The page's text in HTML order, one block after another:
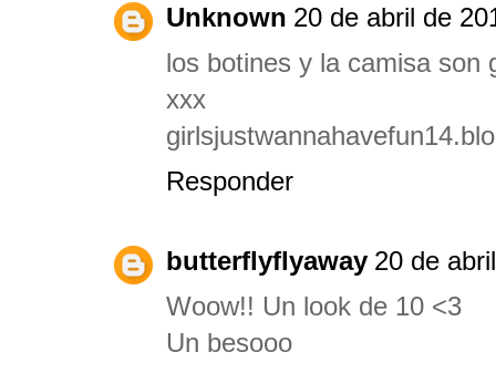
Unknown 20 de abril de
los botines y la camisa son
xxx
Responder
butterflyflyaway 20 de
Woow!! Un look de 10 <3
Un besooo